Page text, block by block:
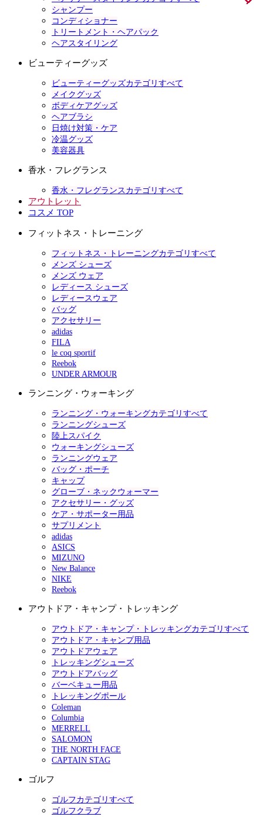
シャンプー
コンディショナー
トリートメント・ヘアパック
ヘアスタイリング
ビューティーグッズ
ビューティーグッズカテゴリすべて
メイクグッズ
ボディケアグッズ
ヘアブラシ
日焼け対策・ケア
冷温グッズ
美容器具
香水・フレグランス
香水・フレグランスカテゴリすべて
アウトレット
コスメ TOP
フィットネス・トレーニング
フィットネス・トレーニングカテゴリすべて
メンズ シューズ
メンズ ウェア
レディース シューズ
レディースウェア
バッグ
アクセサリー
adidas
FILA
le coq sportif
Reebok
UNDER ARMOUR
ランニング・ウォーキング
ランニング・ウォーキングカテゴリすべて
ランニングシューズ
陸上スパイク
ウォーキングシューズ
ランニングウェア
バッグ・ポーチ
キャップ
グローブ・ネックウォーマー
アクセサリー・グッズ
ケア・サポーター用品
サプリメント
adidas
ASICS
MIZUNO
New Balance
NIKE
Reebok
アウトドア・キャンプ・トレッキング
アウトドア・キャンプ・トレッキングカテゴリすべて
アウトドア・キャンプ用品
アウトドアウェア
トレッキングシューズ
アウトドアバッグ
バーベキュー用品
トレッキングポール
Coleman
Columbia
MERRELL
SALOMON
THE NORTH FACE
CAPTAIN STAG
ゴルフ
ゴルフカテゴリすべて
ゴルフクラブ